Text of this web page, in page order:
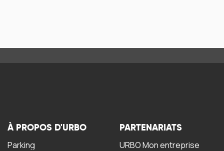
À PROPOS D'URBO
Parking
PARTENARIATS
URBO Mon entreprise